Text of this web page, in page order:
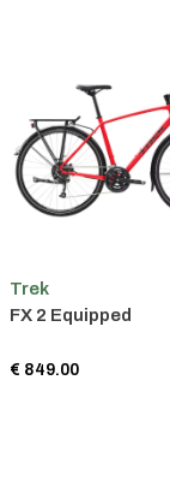
Trek
FX 2 Equipped
€ 849.00